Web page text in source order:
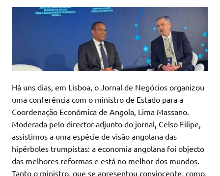
Há uns dias, em Lisboa, o Jornal de Negócios organizou
uma conferência com o ministro de Estado para a
Coordenação Económica de Angola, Lima Massano.
Moderada pelo director-adjunto do jornal, Celso Filipe,
assistimos a uma espécie de visão angolana das
hipérboles trumpistas: a economia angolana foi objecto
das melhores reformas e está no melhor dos mundos.
Tanto o ministro, que se apresentou convincente, como,